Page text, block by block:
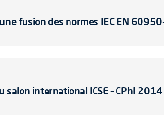
fusion des normes IEC EN
international ICSE – CPhI 2014